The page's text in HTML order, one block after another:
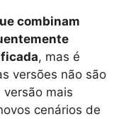
combinam
, mas é
versões não são
mais
cenários de